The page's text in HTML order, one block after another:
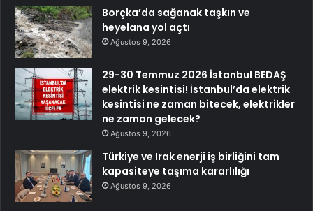
Borçka’da sağanak taşkın ve
heyelana yol açtı
Ağustos 9, 2026
29-30 Temmuz 2026 İstanbul BEDAŞ
elektrik kesintisi! İstanbul’da elektrik
kesintisi ne zaman bitecek, elektrikler
ne zaman gelecek?
Ağustos 9, 2026
Türkiye ve Irak enerji iş birliğini tam
kapasiteye taşıma kararlılığı
Ağustos 9, 2026